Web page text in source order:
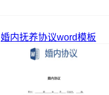
婚内抚养协议word模板